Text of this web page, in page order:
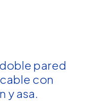
pared
con
y asa.